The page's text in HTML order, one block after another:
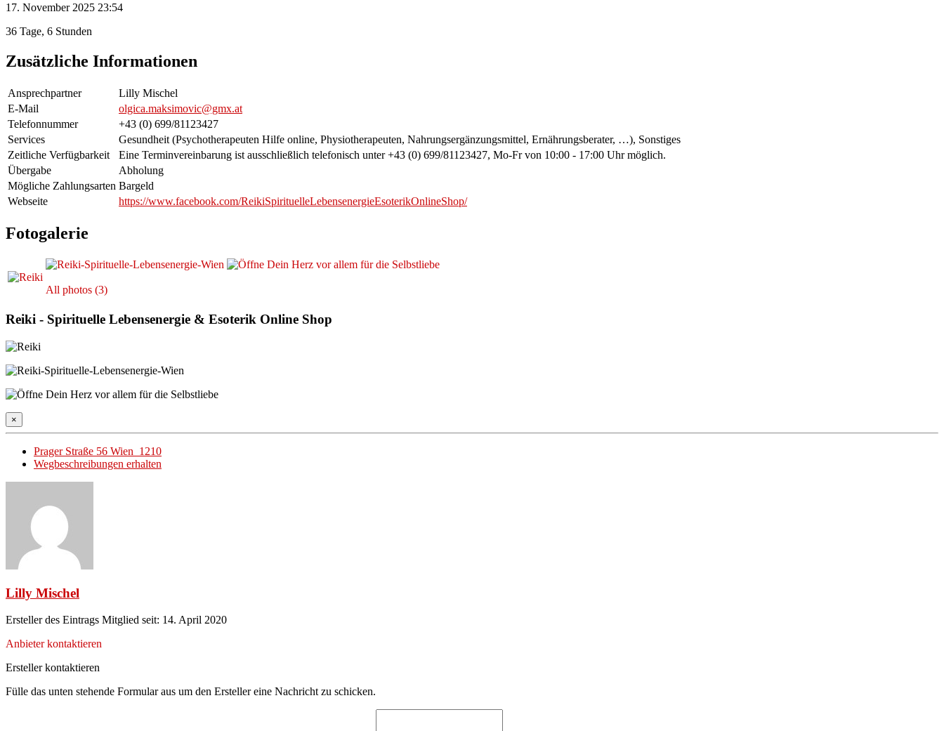
17. November 2025 23:54
36 Tage, 6 Stunden
Zusätzliche Informationen
Ansprechpartner
Lilly Mischel
E-Mail
olgica.maksimovic@gmx.at
Telefonnummer
+43 (0) 699/81123427
Services
Gesundheit (Psychotherapeuten Hilfe online, Physiotherapeuten, Nahrungsergänzungsmittel, Ernährungsberater, …), Sonstiges
Zeitliche Verfügbarkeit
Eine Terminvereinbarung ist ausschließlich telefonisch unter +43 (0) 699/81123427, Mo-Fr von 10:00 - 17:00 Uhr möglich.
Übergabe
Abholung
Mögliche Zahlungsarten Bargeld
Webseite
https://www.facebook.com/ReikiSpirituelleLebensenergieEsoterikOnlineShop/
Fotogalerie
All photos (3)
Reiki - Spirituelle Lebensenergie & Esoterik Online Shop
×
Prager Straße 56 Wien 1210
Wegbeschreibungen erhalten
Lilly Mischel
Ersteller des Eintrags Mitglied seit: 14. April 2020
Anbieter kontaktieren
Ersteller kontaktieren
Fülle das unten stehende Formular aus um den Ersteller eine Nachricht zu schicken.